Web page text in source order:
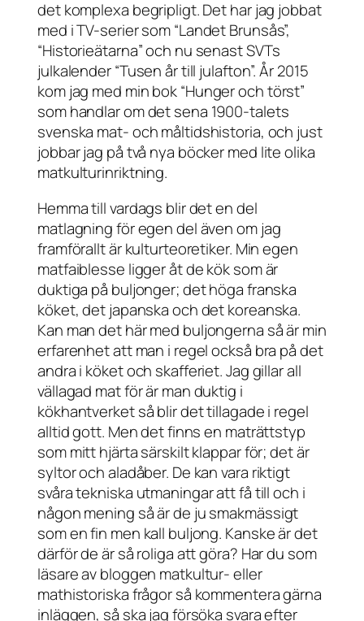
det komplexa begripligt. Det har jag jobbat
med i TV-serier som “Landet Brunsås”,
“Historieätarna” och nu senast SVTs
julkalender “Tusen år till julafton”. År 2015
kom jag med min bok “Hunger och törst”
som handlar om det sena 1900-talets
svenska mat- och måltidshistoria, och just
jobbar jag på två nya böcker med lite olika
matkulturinriktning.
Hemma till vardags blir det en del
matlagning för egen del även om jag
framförallt är kulturteoretiker. Min egen
matfaiblesse ligger åt de kök som är
duktiga på buljonger; det höga franska
köket, det japanska och det koreanska.
Kan man det här med buljongerna så är min
erfarenhet att man i regel också bra på det
andra i köket och skafferiet. Jag gillar all
vällagad mat för är man duktig i
kökhantverket så blir det tillagade i regel
alltid gott. Men det finns en maträttstyp
som mitt hjärta särskilt klappar för; det är
syltor och aladåber. De kan vara riktigt
svåra tekniska utmaningar att få till och i
någon mening så är de ju smakmässigt
som en fin men kall buljong. Kanske är det
därför de är så roliga att göra? Har du som
läsare av bloggen matkultur- eller
mathistoriska frågor så kommentera gärna
inläggen, så ska jag försöka svara efter